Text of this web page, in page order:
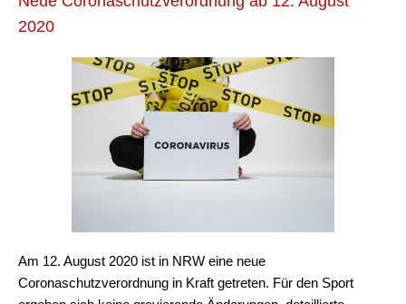
2020
Am 12. August 2020 ist in NRW eine neue
Coronaschutzverordnung in Kraft getreten. Für den Sport